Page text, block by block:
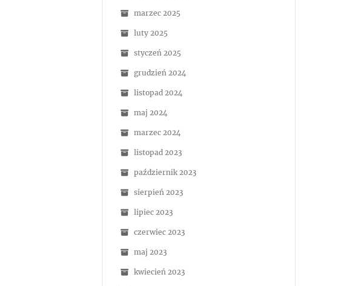
marzec 2025
luty 2025
styczeń 2025
grudzień 2024
listopad 2024
maj 2024
marzec 2024
listopad 2023
październik 2023
sierpień 2023
lipiec 2023
czerwiec 2023
maj 2023
kwiecień 2023